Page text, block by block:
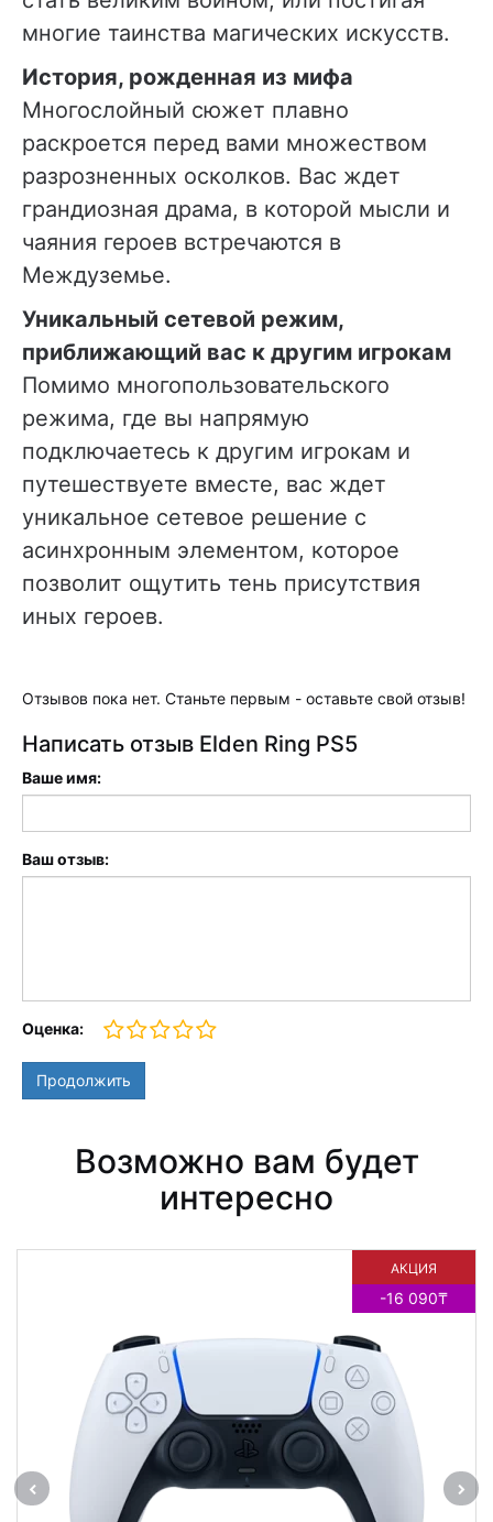
многие таинства магических искусств.
История, рожденная из мифа
Многослойный сюжет плавно
раскроется перед вами множеством
разрозненных осколков. Вас ждет
грандиозная драма, в которой мысли и
чаяния героев встречаются в
Междуземье.
Уникальный сетевой режим,
приближающий вас к другим игрокам
Помимо многопользовательского
режима, где вы напрямую
подключаетесь к другим игрокам и
путешествуете вместе, вас ждет
уникальное сетевое решение с
асинхронным элементом, которое
позволит ощутить тень присутствия
иных героев.
Отзывов пока нет. Станьте первым - оставьте свой отзыв!
Написать отзыв Elden Ring PS5
Ваше имя:
Ваш отзыв:
Оценка:
Продолжить
Возможно вам будет
интересно
АКЦИЯ
-16 090₸